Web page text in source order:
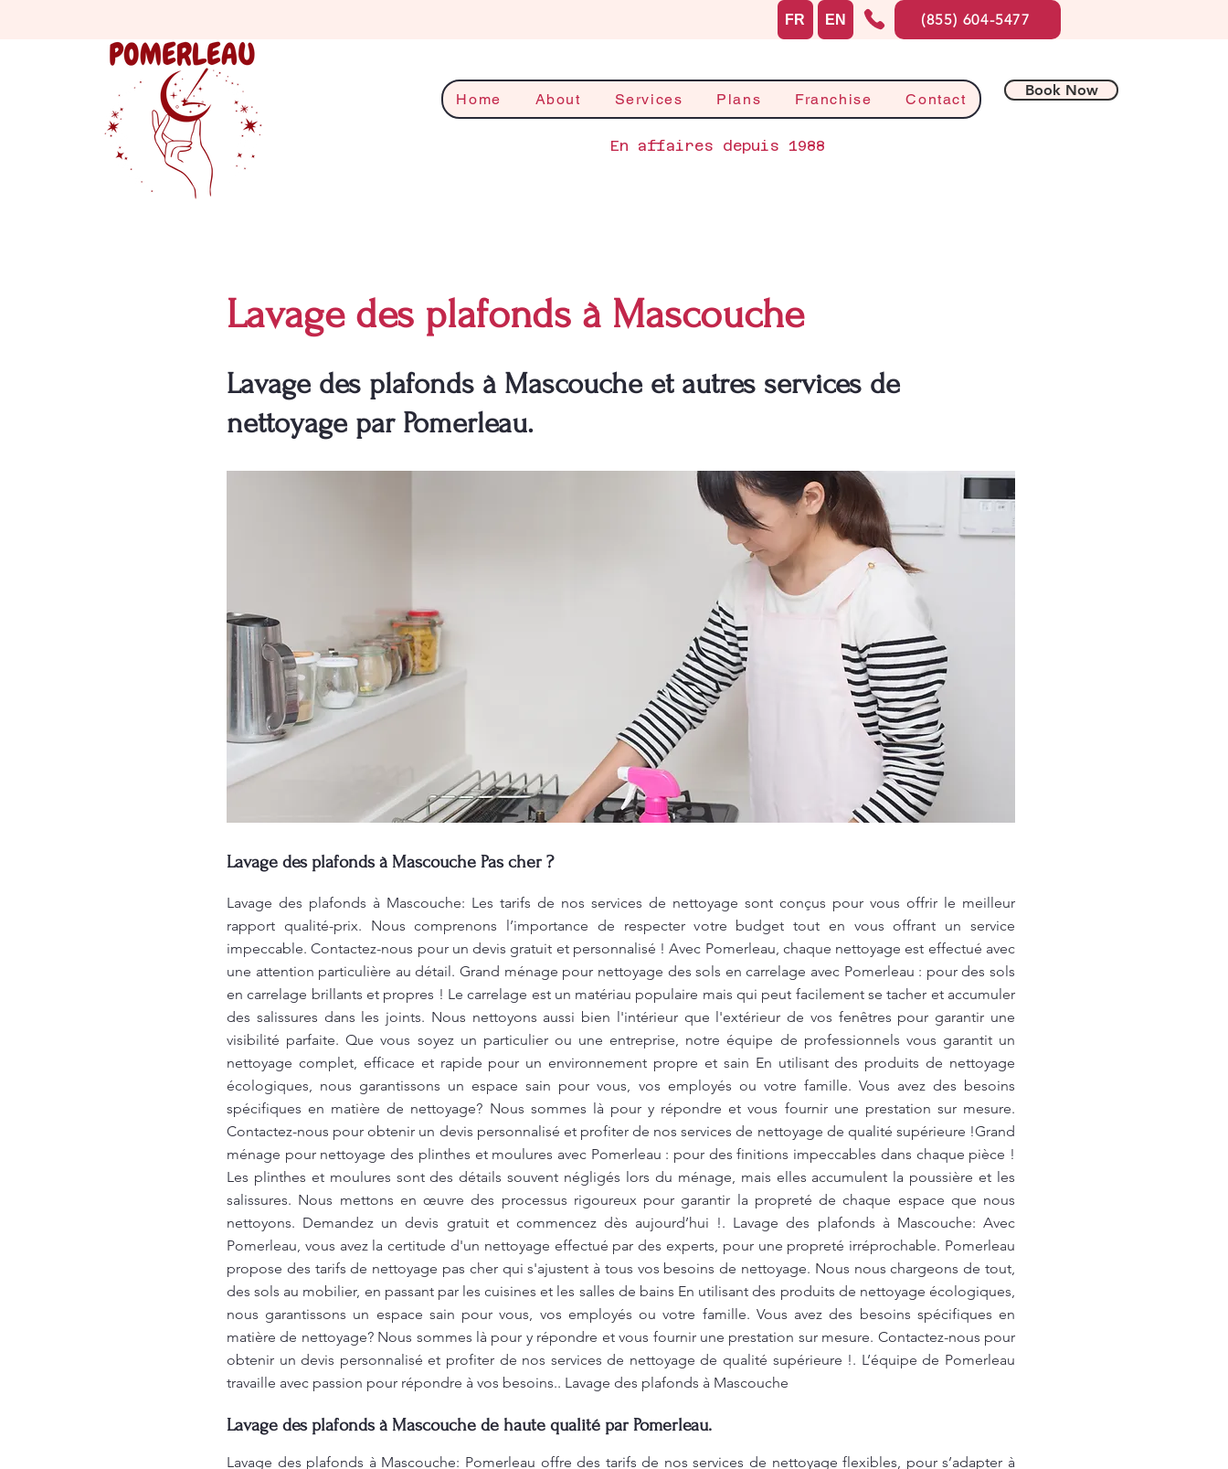
Home About Services Plans Franchise Contact
Book Now
En affaires depuis 1988
FR EN (855) 604-5477
Lavage des plafonds à Mascouche
Lavage des plafonds à Mascouche et autres services de
nettoyage par Pomerleau.
Lavage des plafonds à Mascouche Pas cher ?
Lavage des plafonds à Mascouche: Les tarifs de nos services de nettoyage sont conçus pour vous offrir le meilleur
rapport qualité-prix. Nous comprenons l’importance de respecter votre budget tout en vous offrant un service
impeccable. Contactez-nous pour un devis gratuit et personnalisé ! Avec Pomerleau, chaque nettoyage est effectué avec
une attention particulière au détail. Grand ménage pour nettoyage des sols en carrelage avec Pomerleau : pour des sols
en carrelage brillants et propres ! Le carrelage est un matériau populaire mais qui peut facilement se tacher et accumuler
des salissures dans les joints. Nous nettoyons aussi bien l'intérieur que l'extérieur de vos fenêtres pour garantir une
visibilité parfaite. Que vous soyez un particulier ou une entreprise, notre équipe de professionnels vous garantit un
nettoyage complet, efficace et rapide pour un environnement propre et sain En utilisant des produits de nettoyage
écologiques, nous garantissons un espace sain pour vous, vos employés ou votre famille. Vous avez des besoins
spécifiques en matière de nettoyage? Nous sommes là pour y répondre et vous fournir une prestation sur mesure.
Contactez-nous pour obtenir un devis personnalisé et profiter de nos services de nettoyage de qualité supérieure !Grand
ménage pour nettoyage des plinthes et moulures avec Pomerleau : pour des finitions impeccables dans chaque pièce !
Les plinthes et moulures sont des détails souvent négligés lors du ménage, mais elles accumulent la poussière et les
salissures. Nous mettons en œuvre des processus rigoureux pour garantir la propreté de chaque espace que nous
nettoyons. Demandez un devis gratuit et commencez dès aujourd’hui !. Lavage des plafonds à Mascouche: Avec
Pomerleau, vous avez la certitude d'un nettoyage effectué par des experts, pour une propreté irréprochable. Pomerleau
propose des tarifs de nettoyage pas cher qui s'ajustent à tous vos besoins de nettoyage. Nous nous chargeons de tout,
des sols au mobilier, en passant par les cuisines et les salles de bains En utilisant des produits de nettoyage écologiques,
nous garantissons un espace sain pour vous, vos employés ou votre famille. Vous avez des besoins spécifiques en
matière de nettoyage? Nous sommes là pour y répondre et vous fournir une prestation sur mesure. Contactez-nous pour
obtenir un devis personnalisé et profiter de nos services de nettoyage de qualité supérieure !. L’équipe de Pomerleau
travaille avec passion pour répondre à vos besoins.. Lavage des plafonds à Mascouche
Lavage des plafonds à Mascouche de haute qualité par Pomerleau.
Lavage des plafonds à Mascouche: Pomerleau offre des tarifs de nos services de nettoyage flexibles, pour s’adapter à